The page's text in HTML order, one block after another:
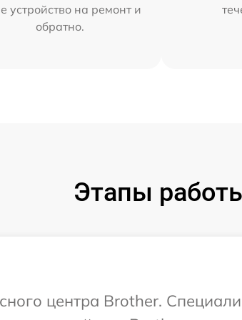
устройство на ремонт и
обратно.
Этапы
центра Brother.